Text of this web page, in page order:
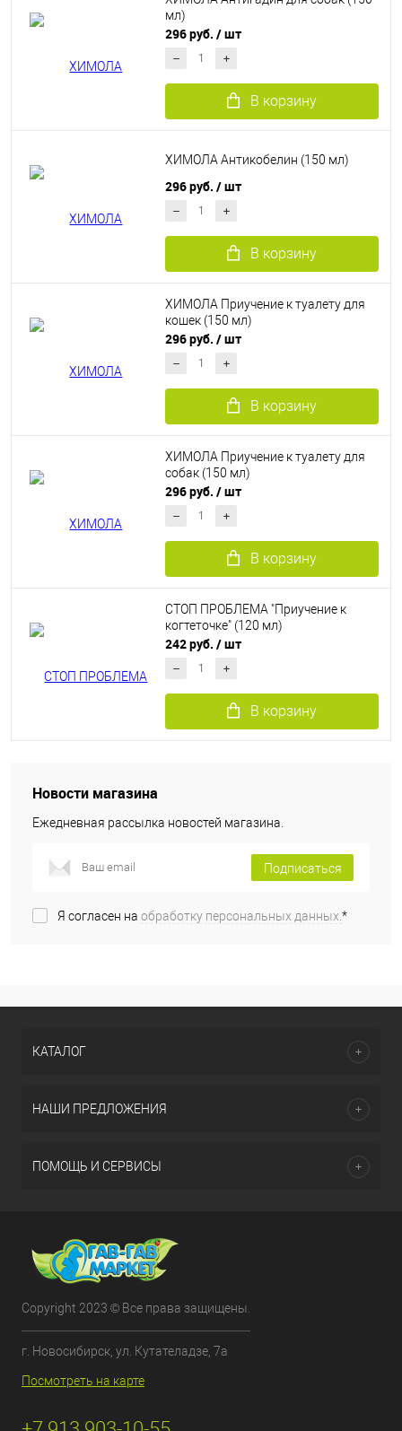
мл)
296 руб. / шт
В корзину
ХИМОЛА Антикобелин (150 мл)
296 руб. / шт
В корзину
ХИМОЛА Приучение к туалету для
кошек (150 мл)
296 руб. / шт
В корзину
ХИМОЛА Приучение к туалету для
собак (150 мл)
296 руб. / шт
В корзину
СТОП ПРОБЛЕМА "Приучение к
когтеточке" (120 мл)
242 руб. / шт
В корзину
Новости магазина
Ежедневная рассылка новостей магазина.
Подписаться
Я согласен на обработку персональных данных.*
КАТАЛОГ
НАШИ ПРЕДЛОЖЕНИЯ
ПОМОЩЬ И СЕРВИСЫ
Copyright 2023 © Все права защищены.
г. Новосибирск, ул. Кутателадзе, 7а
Посмотреть на карте